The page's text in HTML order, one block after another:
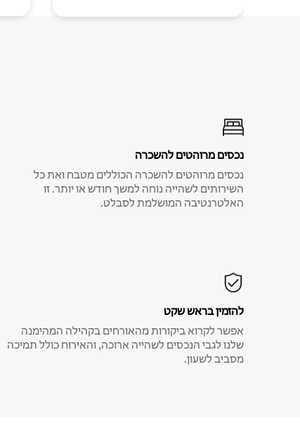
נכסים מרוהטים להשכרה
נכסים מרוהטים להשכרה הכוללים מטבח ואת כל
השירותים לשהייה נוחה למשך חודש או יותר. זו
האלטרנטיבה המושלמת לסבלט.
להזמין בראש שקט
אפשר לקרוא ביקורות מהאורחים בקהילה המהימנה
שלנו לגבי הנכסים לשהייה ארוכה, והאירוח כולל תמיכה
מסביב לשעון.